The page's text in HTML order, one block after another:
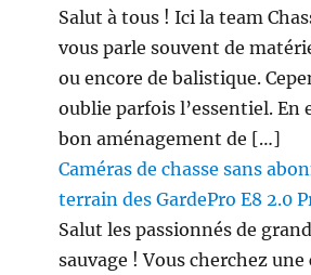
Salut à tous ! Ici la team
vous parle souvent de
ou encore de balistique.
oublie parfois l’essentiel. En
bon aménagement de […]
Caméras de chasse sans
terrain des GardePro E8 2.0
Salut les passionnés de
sauvage ! Vous cherchez une